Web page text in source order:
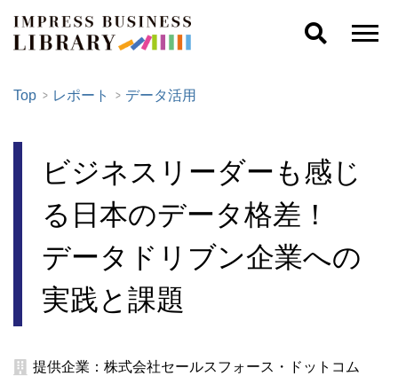
Top レポート データ活用
ビジネスリーダーも感じ
る日本のデータ格差！
データドリブン企業への
実践と課題
提供企業：株式会社セールスフォース・ドットコム